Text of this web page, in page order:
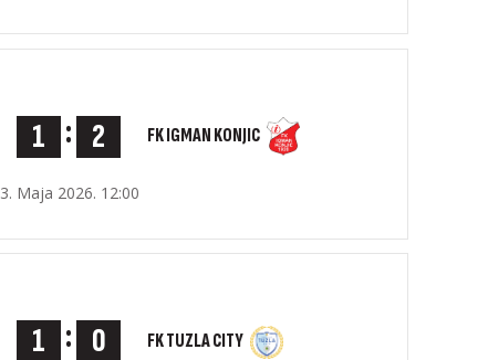
1 : 2 FK IGMAN KONJIC
3. Maja 2026. 12:00
1 : 0 FK TUZLA CITY